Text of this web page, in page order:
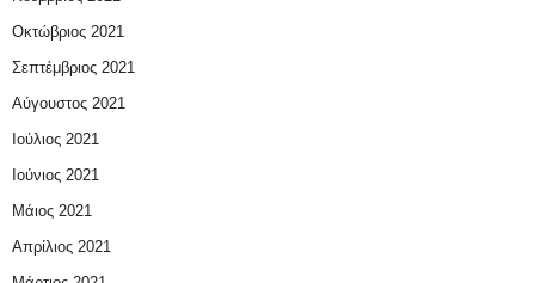
Οκτώβριος 2021
Σεπτέμβριος 2021
Αύγουστος 2021
Ιούλιος 2021
Ιούνιος 2021
Μάιος 2021
Απρίλιος 2021